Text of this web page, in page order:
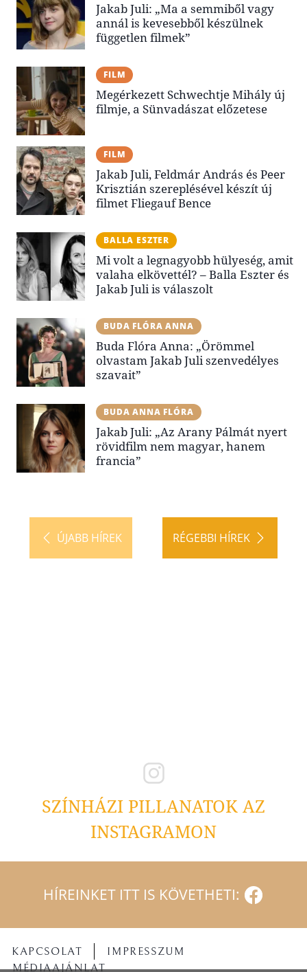
Jakab Juli: „Ma a semmiből vagy
annál is kevesebből készülnek
független filmek”
FILM
Megérkezett Schwechtje Mihály új
filmje, a Sünvadászat előzetese
FILM
Jakab Juli, Feldmár András és Peer
Krisztián szereplésével készít új
filmet Fliegauf Bence
BALLA ESZTER
Mi volt a legnagyobb hülyeség, amit
valaha elkövettél? – Balla Eszter és
Jakab Juli is válaszolt
BUDA FLÓRA ANNA
Buda Flóra Anna: „Örömmel
olvastam Jakab Juli szenvedélyes
szavait”
BUDA ANNA FLÓRA
Jakab Juli: „Az Arany Pálmát nyert
rövidfilm nem magyar, hanem
francia”
ÚJABB HÍREK RÉGEBBI HÍREK
SZÍNHÁZI PILLANATOK AZ
INSTAGRAMON
HÍREINKET ITT IS KÖVETHETI:
KAPCSOLAT
IMPRESSZUM
MÉDIAAJÁNLAT